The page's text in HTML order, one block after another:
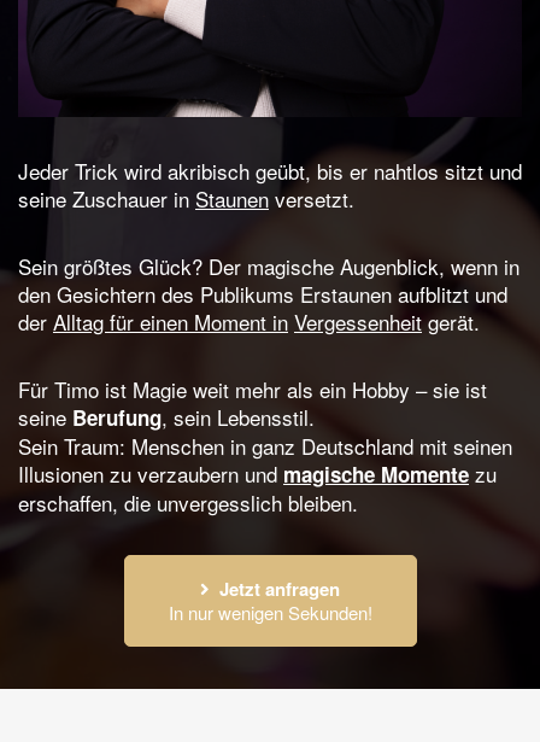
Jeder Trick wird akribisch geübt, bis er nahtlos sitzt und
seine Zuschauer in Staunen versetzt.
Sein größtes Glück? Der magische Augenblick, wenn in
den Gesichtern des Publikums Erstaunen aufblitzt und
der Alltag für einen Moment in Vergessenheitgerät.
Für Timo ist Magie weit mehr als ein Hobby – sie ist
seine Berufung, sein Lebensstil.
Sein Traum: Menschen in ganz Deutschland mit seinen
Illusionen zu verzaubern und magische Momente zu
erschaffen, die unvergesslich bleiben.
Jetzt anfragen
In nur wenigen Sekunden!